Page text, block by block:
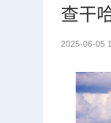
查干
2025-06-05